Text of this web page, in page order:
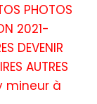
PHOTOS
2021-
DEVENIR
AUTRES
mineur à